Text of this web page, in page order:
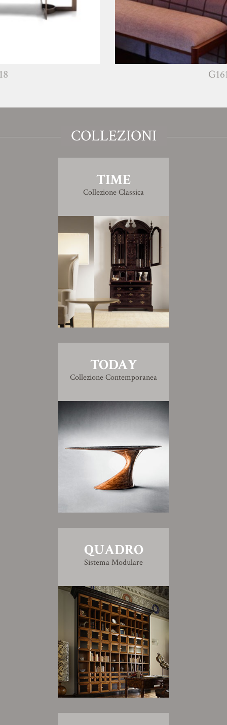
COLLEZIONI
TIME
Collezione Classica
TODAY
Collezione Contemporanea
QUADRO
Sistema Modulare